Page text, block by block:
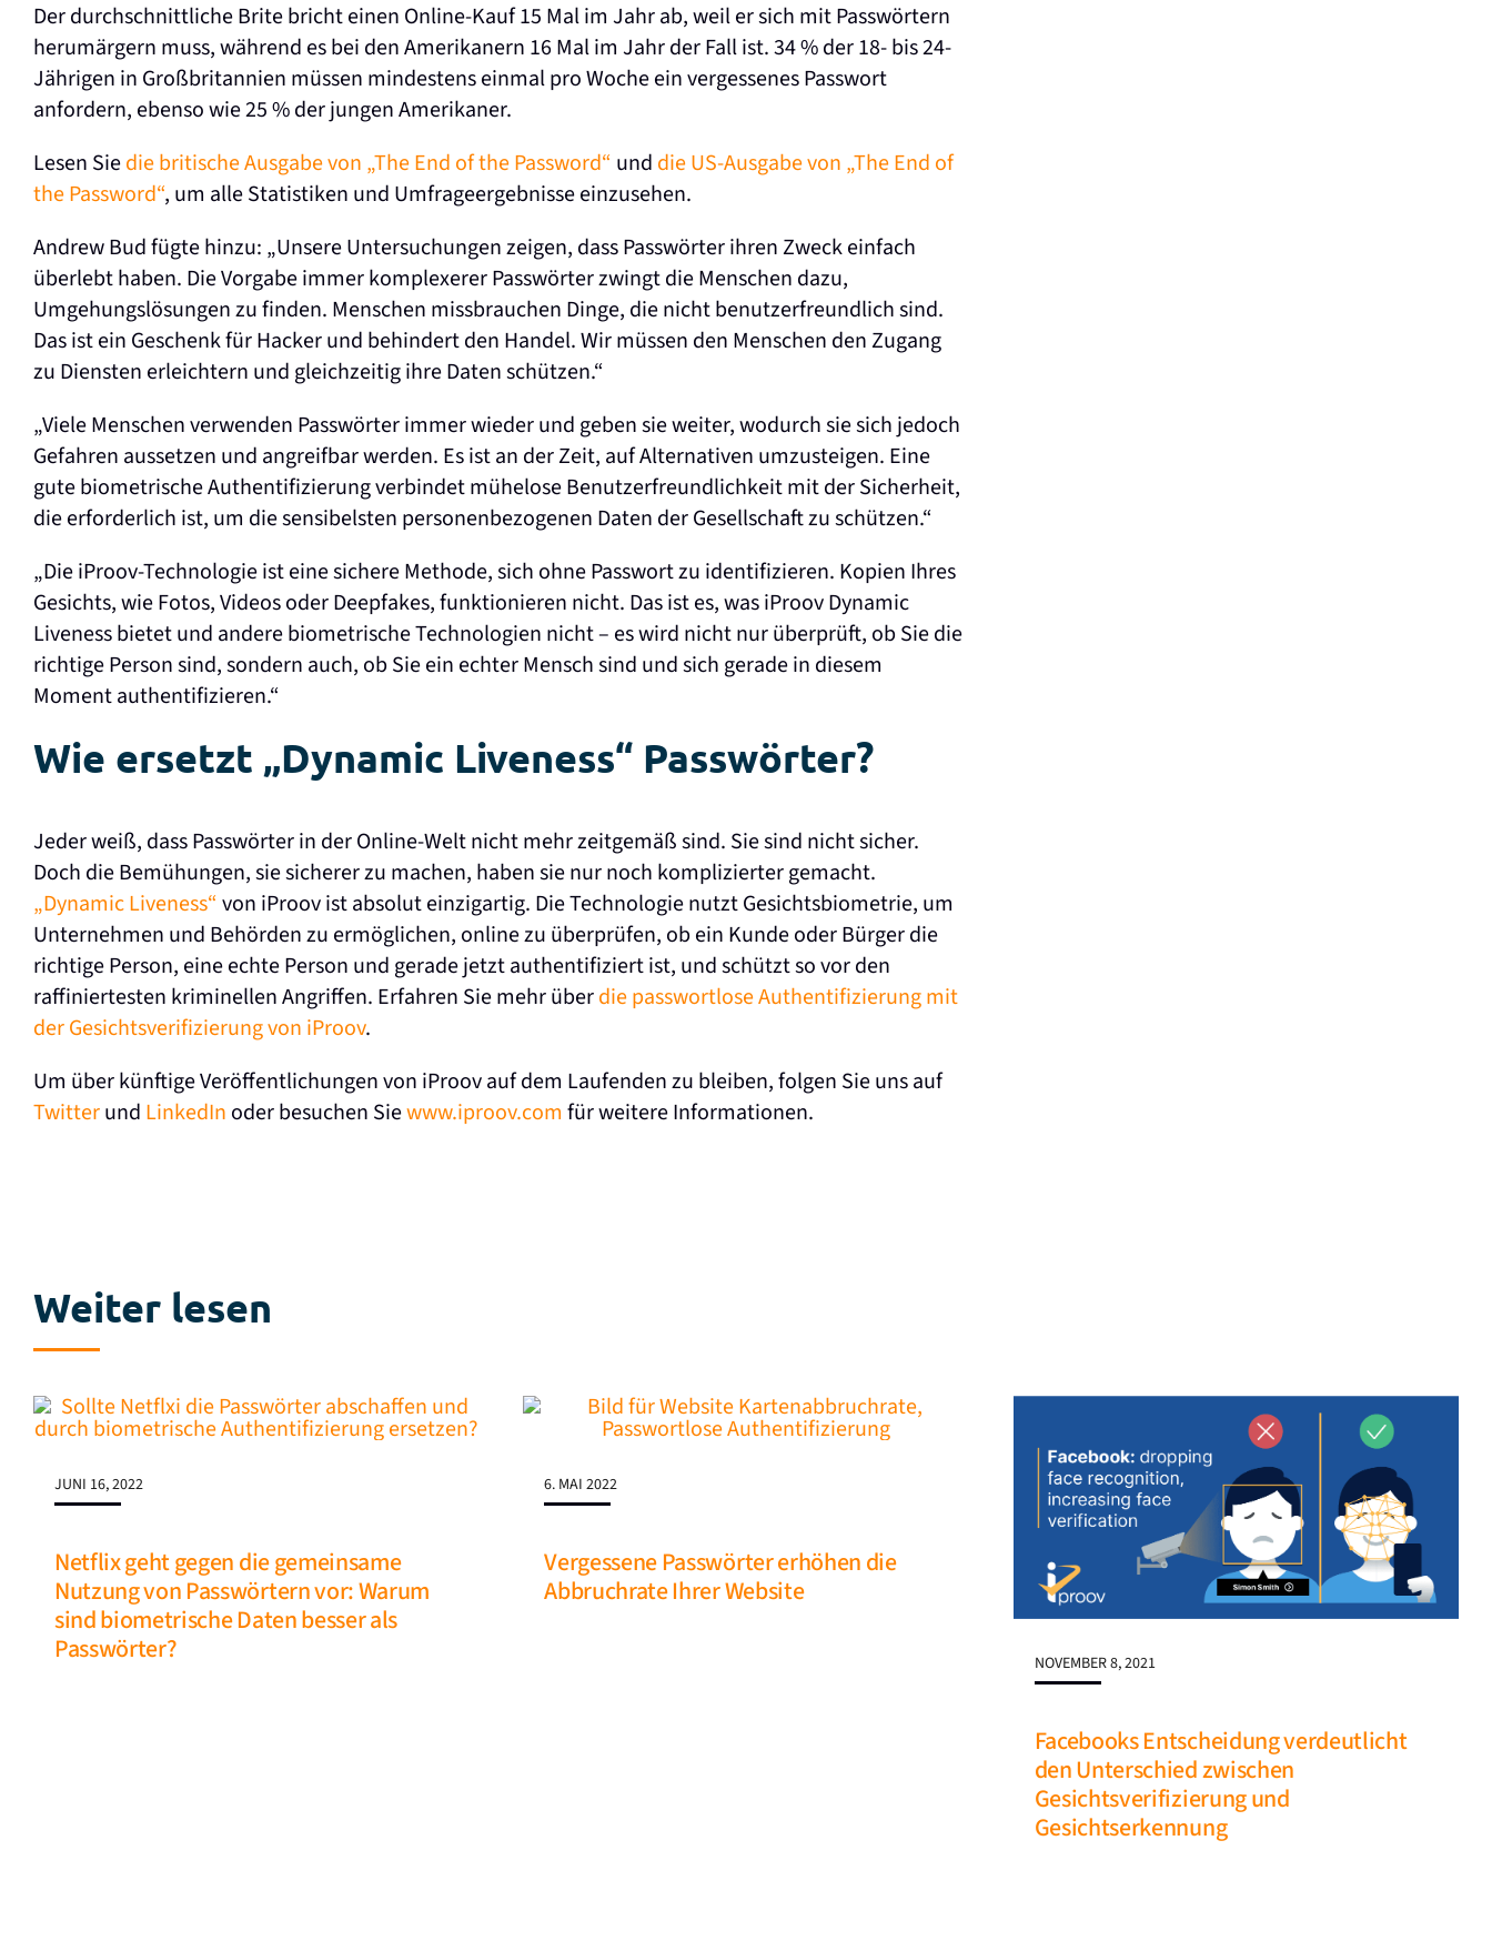
Der durchschnittliche Brite bricht einen Online-Kauf 15 Mal im Jahr ab, weil er sich mit Passwörtern
herumärgern muss, während es bei den Amerikanern 16 Mal im Jahr der Fall ist. 34 % der 18- bis 24-
Jährigen in Großbritannien müssen mindestens einmal pro Woche ein vergessenes Passwort
anfordern, ebenso wie 25 % der jungen Amerikaner.
Lesen Siedie britische Ausgabe von „The End of the Password“ und die US-Ausgabe von „The End of
the Password“, um alle Statistiken und Umfrageergebnisse einzusehen.
Andrew Bud fügte hinzu: „Unsere Untersuchungen zeigen, dass Passwörter ihren Zweck einfach
überlebt haben. Die Vorgabe immer komplexerer Passwörter zwingt die Menschen dazu,
Umgehungslösungen zu finden. Menschen missbrauchen Dinge, die nicht benutzerfreundlich sind.
Das ist ein Geschenk für Hacker und behindert den Handel. Wir müssen den Menschen den Zugang
zu Diensten erleichtern und gleichzeitig ihre Daten schützen.“
„Viele Menschen verwenden Passwörter immer wieder und geben sie weiter, wodurch sie sich jedoch
Gefahren aussetzen und angreifbar werden. Es ist an der Zeit, auf Alternativen umzusteigen. Eine
gute biometrische Authentifizierung verbindet mühelose Benutzerfreundlichkeit mit der Sicherheit,
die erforderlich ist, um die sensibelsten personenbezogenen Daten der Gesellschaft zu schützen.“
„Die iProov-Technologie ist eine sichere Methode, sich ohne Passwort zu identifizieren. Kopien Ihres
Gesichts, wie Fotos, Videos oder Deepfakes, funktionieren nicht. Das ist es, was iProov Dynamic
Liveness bietet und andere biometrische Technologien nicht – es wird nicht nur überprüft, ob Sie die
richtige Person sind, sondern auch, ob Sie ein echter Mensch sind und sich gerade in diesem
Moment authentifizieren.“
Wie ersetzt „Dynamic Liveness“ Passwörter?
Jeder weiß, dass Passwörter in der Online-Welt nicht mehr zeitgemäß sind. Sie sind nicht sicher.
Doch die Bemühungen, sie sicherer zu machen, haben sie nur noch komplizierter gemacht.
„Dynamic Liveness“von iProov ist absolut einzigartig. Die Technologie nutzt Gesichtsbiometrie, um
Unternehmen und Behörden zu ermöglichen, online zu überprüfen, ob ein Kunde oder Bürger die
richtige Person, eine echte Person und gerade jetzt authentifiziert ist, und schützt so vor den
raffiniertesten kriminellen Angriffen. Erfahren Sie mehr überdie passwortlose Authentifizierung mit
der Gesichtsverifizierung von iProov.
Um über künftige Veröffentlichungen von iProov auf dem Laufenden zu bleiben, folgen Sie uns auf
Twitterund LinkedIn oder besuchen Siewww.iproov.com für weitere Informationen.
Weiter lesen
JUNI 16, 2022
Netflix geht gegen die gemeinsame
Nutzung von Passwörtern vor: Warum
sind biometrische Daten besser als
Passwörter?
6. MAI 2022
Vergessene Passwörter erhöhen die
Abbruchrate Ihrer Website
NOVEMBER 8, 2021
Facebooks Entscheidung verdeutlicht
den Unterschied zwischen
Gesichtsverifizierung und
Gesichtserkennung